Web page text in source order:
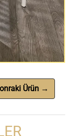
Ürün →